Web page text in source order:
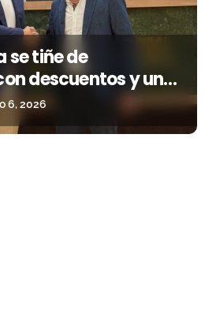
se tiñe de
descuentos y una
al Málaga CF
6, 2026